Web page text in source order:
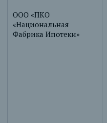
ООО «ПКО
«Национальная
Фабрика Ипотеки»